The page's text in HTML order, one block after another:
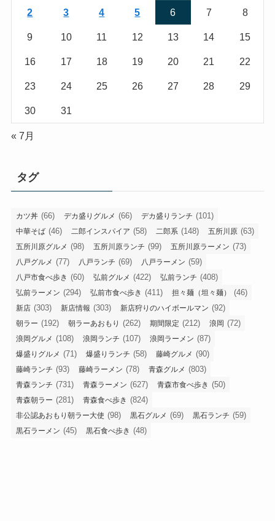
2 3 4 5 6 7 8
9 10 11 12 13 14 15
16 17 18 19 20 21 22
23 24 25 26 27 28 29
30 31
« 7月
タグ
カツ丼 (66) デカ盛りグルメ (66) デカ盛りランチ (101)
中華そば (46) 二郎インスパイア (58) 二郎系 (148) 五所川原 (63)
五所川原グルメ (98) 五所川原ランチ (99) 五所川原ラーメン (73)
八戸グルメ (77) 八戸ランチ (69) 八戸ラーメン (59)
八戸市食べ歩き (60) 弘前グルメ (422) 弘前ランチ (408)
弘前ラーメン (294) 弘前市食べ歩き (411) 担々麺（坦々麺） (46)
新店 (303) 新店情報 (303) 新店狩りのハイボールマン (92)
朝ラー (192) 朝ラーあおもり (262) 期間限定 (212) 浪岡 (72)
浪岡グルメ (108) 浪岡ランチ (107) 浪岡ラーメン (87)
爆盛りグルメ (71) 爆盛りランチ (58) 藤崎グルメ (90)
藤崎ランチ (93) 藤崎ラーメン (78) 青森グルメ (803)
青森ランチ (731) 青森ラーメン (627) 青森市食べ歩き (50)
青森朝ラー (281) 青森食べ歩き (824)
非公認あおもり朝ラー大使 (98) 黒石グルメ (69) 黒石ランチ (59)
黒石ラーメン (45) 黒石食べ歩き (48)